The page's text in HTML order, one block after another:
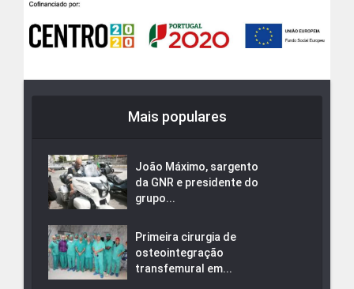
Mais populares
João Máximo, sargento
da GNR e presidente do
grupo...
Primeira cirurgia de
osteointegração
transfemural em...